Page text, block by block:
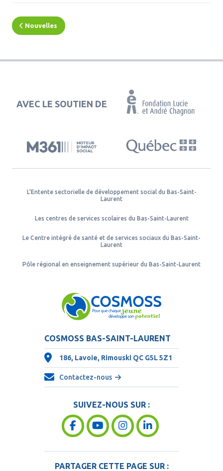
Nouvelles
AVEC LE SOUTIEN DE
L'Entente sectorielle de développement social du Bas-Saint-
Laurent
Les centres de services scolaires du Bas-Saint-Laurent
Le Centre intégré de santé et de services sociaux du Bas-Saint-
Laurent
Pôle régional en enseignement supérieur du Bas-Saint-Laurent
COSMOSS BAS-SAINT-LAURENT
186, Lavoie, Rimouski QC G5L 5Z1
Contactez-nous
SUIVEZ-NOUS SUR :
PARTAGER CETTE PAGE SUR :